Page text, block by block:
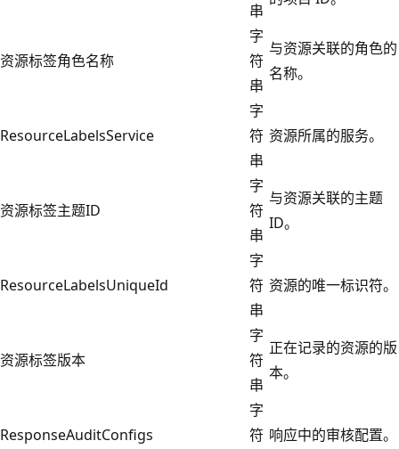
串
资源标签角色名称
字
符
串
与资源关联的角色的
名称。
ResourceLabelsService
字
符
串
资源所属的服务。
资源标签主题ID
字
符
串
与资源关联的主题
ID。
ResourceLabelsUniqueId
字
符
串
资源的唯一标识符。
资源标签版本
字
符
串
正在记录的资源的版
本。
ResponseAuditConfigs
字
符 响应中的审核配置。